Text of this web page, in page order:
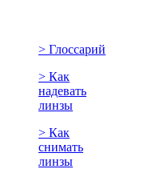
> Глоссарий
> Как
надевать
линзы
> Как
снимать
линзы